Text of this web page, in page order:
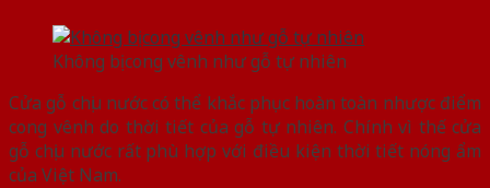
Không bị cong vênh như gỗ tự nhiên
Cửa gỗ chịu nước có thể khắc phục hoàn toàn nhược điểm
cong vênh do thời tiết của gỗ tự nhiên. Chính vì thế cửa
gỗ chịu nước rất phù hợp với điều kiện thời tiết nóng ẩm
của Việt Nam.